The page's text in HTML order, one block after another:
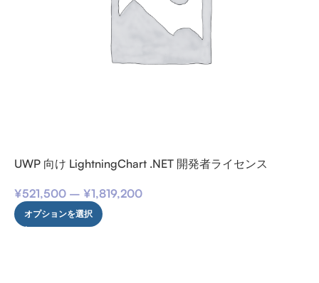
UWP 向け LightningChart .NET 開発者ライセンス
¥521,500 – ¥1,819,200
オプションを選択